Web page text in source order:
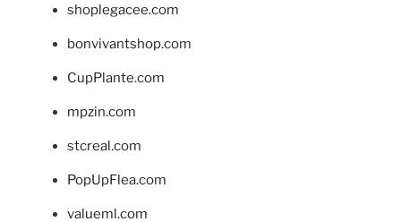
shoplegacee.com
bonvivantshop.com
CupPlante.com
mpzin.com
stcreal.com
PopUpFlea.com
valueml.com